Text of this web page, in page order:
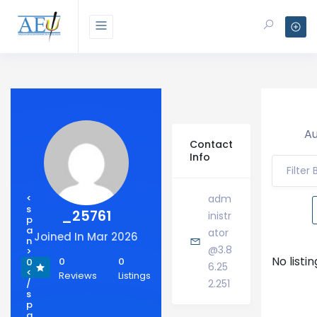
_25761
Joined In Mar 2026
<
s
p
a
n
>
0
<
/
s
p
0
Reviews
0
Listings
Contact
Info
adm
inistr
ator
@3.8
6.25
2.251
Filter
No